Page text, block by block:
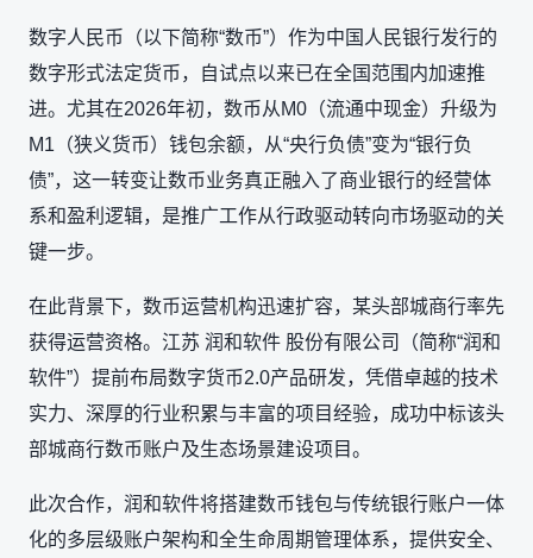
数字人民币（以下简称“数币”）作为中国人民银行发行的
数字形式法定货币，自试点以来已在全国范围内加速推
进。尤其在2026年初，数币从M0（流通中现金）升级为
M1（狭义货币）钱包余额，从“央行负债”变为“银行负
债”，这一转变让数币业务真正融入了商业银行的经营体
系和盈利逻辑，是推广工作从行政驱动转向市场驱动的关
键一步。
在此背景下，数币运营机构迅速扩容，某头部城商行率先
获得运营资格。江苏 润和软件 股份有限公司（简称“润和
软件”）提前布局数字货币2.0产品研发，凭借卓越的技术
实力、深厚的行业积累与丰富的项目经验，成功中标该头
部城商行数币账户及生态场景建设项目。
此次合作，润和软件将搭建数币钱包与传统银行账户一体
化的多层级账户架构和全生命周期管理体系，提供安全、